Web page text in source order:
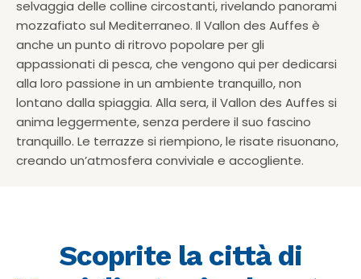
selvaggia delle colline circostanti, rivelando panorami
mozzafiato sul Mediterraneo. Il Vallon des Auffes è
anche un punto di ritrovo popolare per gli
appassionati di pesca, che vengono qui per dedicarsi
alla loro passione in un ambiente tranquillo, non
lontano dalla spiaggia. Alla sera, il Vallon des Auffes si
anima leggermente, senza perdere il suo fascino
tranquillo. Le terrazze si riempiono, le risate risuonano,
creando un’atmosfera conviviale e accogliente.
Scoprite la città di